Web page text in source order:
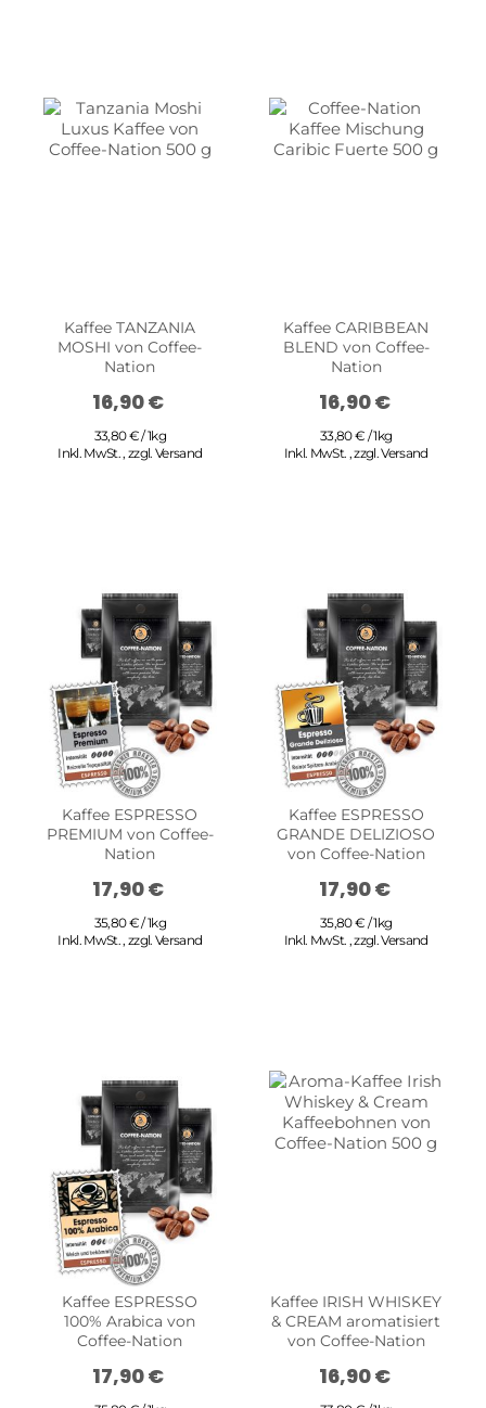
Kaffee TANZANIA
MOSHI von Coffee-
Nation
16,90 €
33,80 € / 1kg
Inkl. MwSt.,zzgl.Versand
Kaffee CARIBBEAN
BLEND von Coffee-
Nation
16,90 €
33,80 € / 1kg
Inkl. MwSt. ,zzgl.Versand
Kaffee ESPRESSO
PREMIUM von Coffee-
Nation
17,90 €
35,80 € / 1kg
Inkl. MwSt.,zzgl.Versand
Kaffee ESPRESSO
GRANDE DELIZIOSO
von Coffee-Nation
17,90 €
35,80 € / 1kg
Inkl. MwSt. ,zzgl.Versand
Kaffee ESPRESSO
100% Arabica von
Coffee-Nation
17,90 €
Kaffee IRISH WHISKEY
& CREAM aromatisiert
von Coffee-Nation
16,90 €